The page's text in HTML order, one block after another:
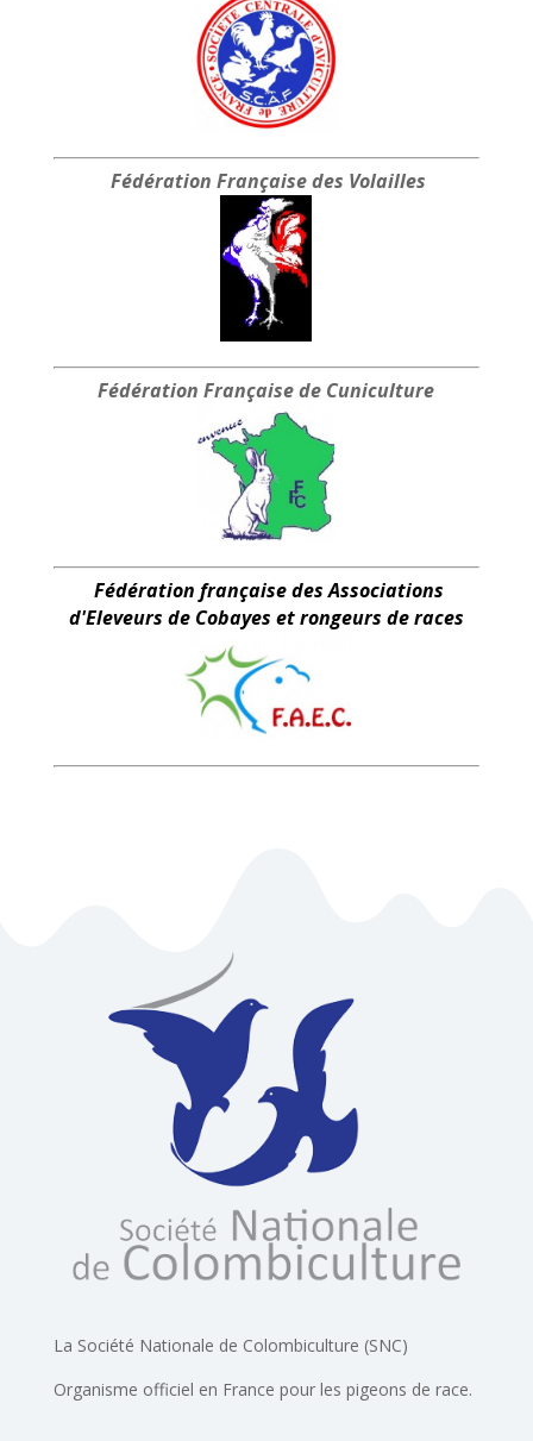
Fédération Française des Volailles
Fédération Française de Cuniculture
Fédération française des Associations
d'Eleveurs de Cobayes et rongeurs de races
La Société Nationale de Colombiculture (SNC)
Organisme officiel en France pour les pigeons de race.